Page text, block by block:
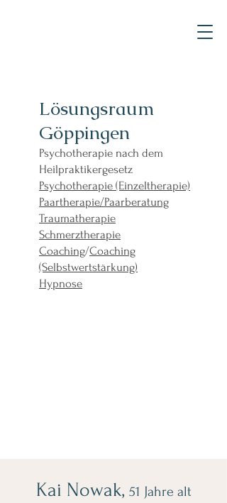
Lösungsraum
Göppingen
Psychotherapie nach dem
Heilpraktikergesetz
Psychotherapie (Einzeltherapie)
Paartherapie/Paarberatung
Traumatherapie
Schmerztherapie
Coaching/Coaching
(Selbstwertstärkung)
Hypnose
Kai Nowak, 51 Jahre alt